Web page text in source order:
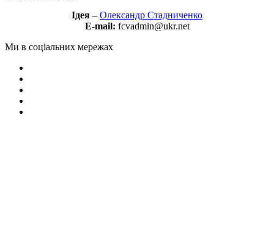
Ідея – Олександр Стадниченко
E-mail: fcvadmin@ukr.net
Ми в соціальних мережах